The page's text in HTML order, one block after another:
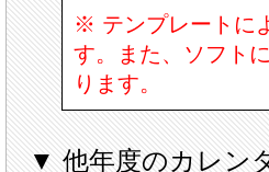
※ テンプレートに
す。また、ソフト
ります。
▼ 他年度のカレン